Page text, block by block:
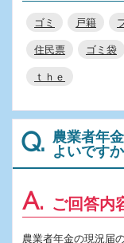
ゴミ 戸籍
住民票
ゴミ袋
ｔｈｅ
Q. 農業者年
よいです
A. ご回答内
農業者年金の現況届